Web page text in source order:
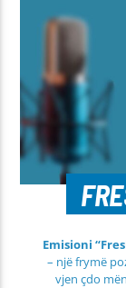
Emisioni
– një frymë
vjen çdo